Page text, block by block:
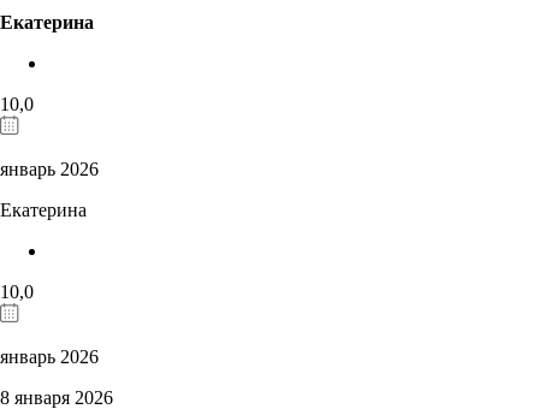
Екатерина
10,0
январь 2026
Екатерина
10,0
январь 2026
8 января 2026